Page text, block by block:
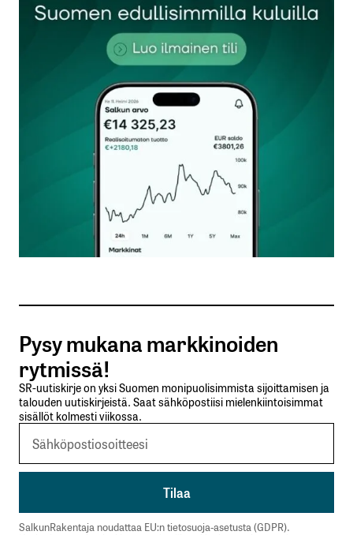
Sähköpostiosoitettasi ei julkaista.Pakolliset
kentät on merkitty*
Kommentti*
Nimesi tai nimimerkkisi
Sähköpostiosoitteesi
Tilaa SalkunRakentajan uutiskirje
Lähetä kommentti
Pysy mukana markkinoiden
rytmissä!
SR-uutiskirje on yksi Suomen monipuolisimmista sijoittamisen ja
talouden uutiskirjeistä. Saat sähköpostiisi mielenkiintoisimmat
sisällöt kolmesti viikossa.
SalkunRakentaja noudattaa EU:n tietosuoja-asetusta (GDPR).